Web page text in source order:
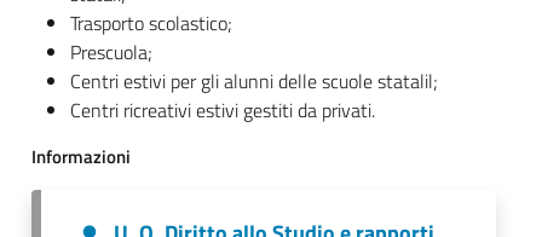
Trasporto scolastico;
Prescuola;
Centri estivi per gli alunni delle scuole statalil;
Centri ricreativi estivi gestiti da privati.
Informazioni